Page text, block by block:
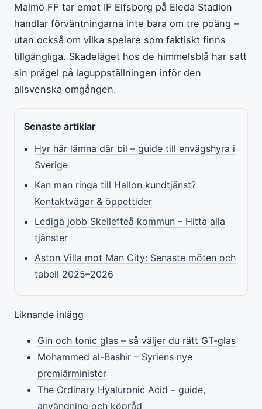
Malmö FF tar emot IF Elfsborg på Eleda Stadion
handlar förväntningarna inte bara om tre poäng –
utan också om vilka spelare som faktiskt finns
tillgängliga. Skadeläget hos de himmelsblå har satt
sin prägel på laguppställningen inför den
allsvenska omgången.
Senaste artiklar
Hyr här lämna där bil – guide till envägshyra i
Sverige
Kan man ringa till Hallon kundtjänst?
Kontaktvägar & öppettider
Lediga jobb Skellefteå kommun – Hitta alla
tjänster
Aston Villa mot Man City: Senaste möten och
tabell 2025–2026
Liknande inlägg
Gin och tonic glas – så väljer du rätt GT-glas
Mohammed al-Bashir – Syriens nye
premiärminister
The Ordinary Hyaluronic Acid – guide,
användning och köpråd